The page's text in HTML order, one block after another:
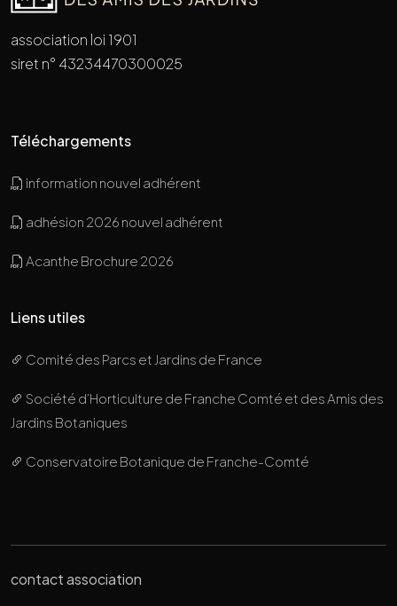
association loi 1901
siret n° 43234470300025
Téléchargements
information nouvel adhérent
adhésion 2026 nouvel adhérent
Acanthe Brochure 2026
Liens utiles
Comité des Parcs et Jardins de France
Société d’Horticulture de Franche Comté et des Amis des
Jardins Botaniques
Conservatoire Botanique de Franche-Comté
contact association